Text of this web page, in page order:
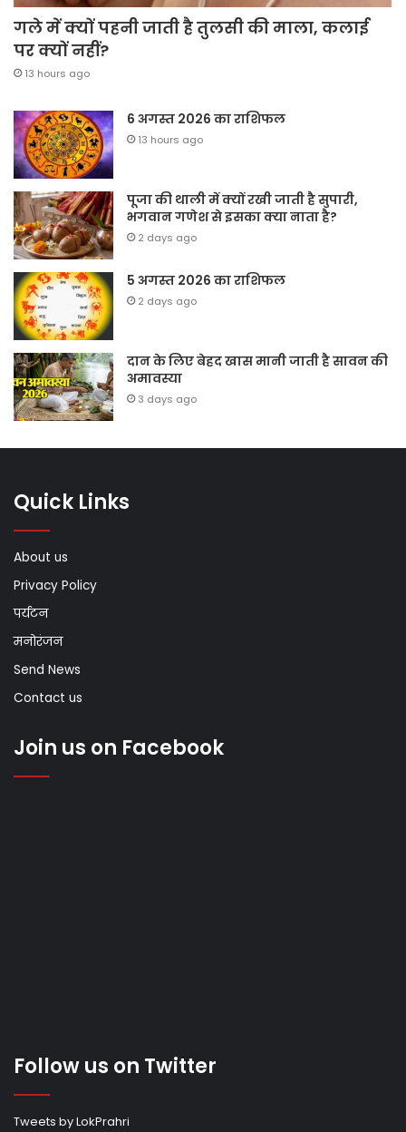
गले में क्यों पहनी जाती है तुलसी की माला, कलाई
पर क्यों नहीं?
13 hours ago
6 अगस्त 2026 का राशिफल
13 hours ago
पूजा की थाली में क्यों रखी जाती है सुपारी,
भगवान गणेश से इसका क्या नाता है?
2 days ago
5 अगस्त 2026 का राशिफल
2 days ago
दान के लिए बेहद खास मानी जाती है सावन की
अमावस्या
3 days ago
Quick Links
About us
Privacy Policy
पर्यटन
मनोरंजन
Send News
Contact us
Join us on Facebook
Follow us on Twitter
Tweets by LokPrahri